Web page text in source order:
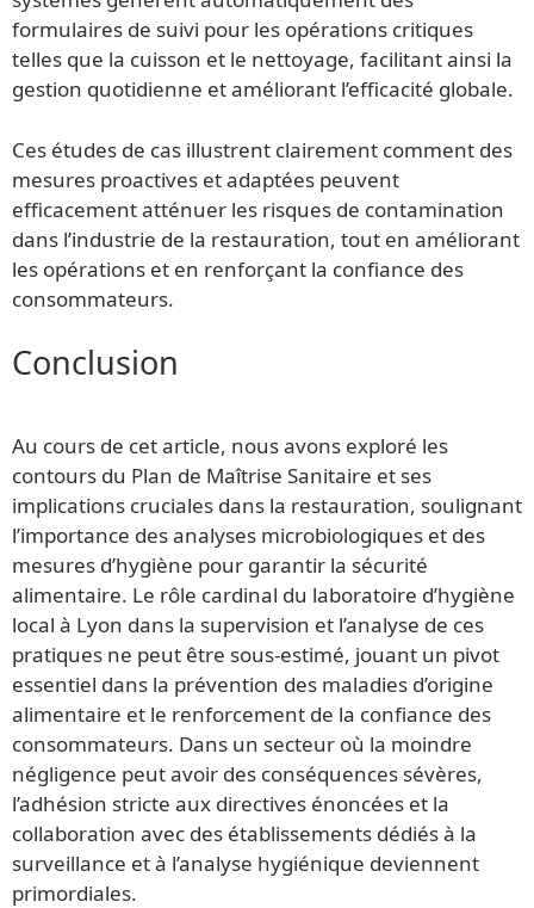
formulaires de suivi pour les opérations critiques
telles que la cuisson et le nettoyage, facilitant ainsi la
gestion quotidienne et améliorant l’efficacité globale.
Ces études de cas illustrent clairement comment des
mesures proactives et adaptées peuvent
efficacement atténuer les risques de contamination
dans l’industrie de la restauration, tout en améliorant
les opérations et en renforçant la confiance des
consommateurs.
Conclusion
Au cours de cet article, nous avons exploré les
contours du Plan de Maîtrise Sanitaire et ses
implications cruciales dans la restauration, soulignant
l’importance des analyses microbiologiques et des
mesures d’hygiène pour garantir la sécurité
alimentaire. Le rôle cardinal du laboratoire d’hygiène
local à Lyon dans la supervision et l’analyse de ces
pratiques ne peut être sous-estimé, jouant un pivot
essentiel dans la prévention des maladies d’origine
alimentaire et le renforcement de la confiance des
consommateurs. Dans un secteur où la moindre
négligence peut avoir des conséquences sévères,
l’adhésion stricte aux directives énoncées et la
collaboration avec des établissements dédiés à la
surveillance et à l’analyse hygiénique deviennent
primordiales.